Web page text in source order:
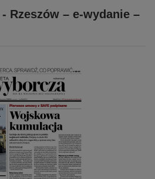
gospodarka
technologie, informatyka
kultura
informacyjne
Rzeszów – e-wydanie –